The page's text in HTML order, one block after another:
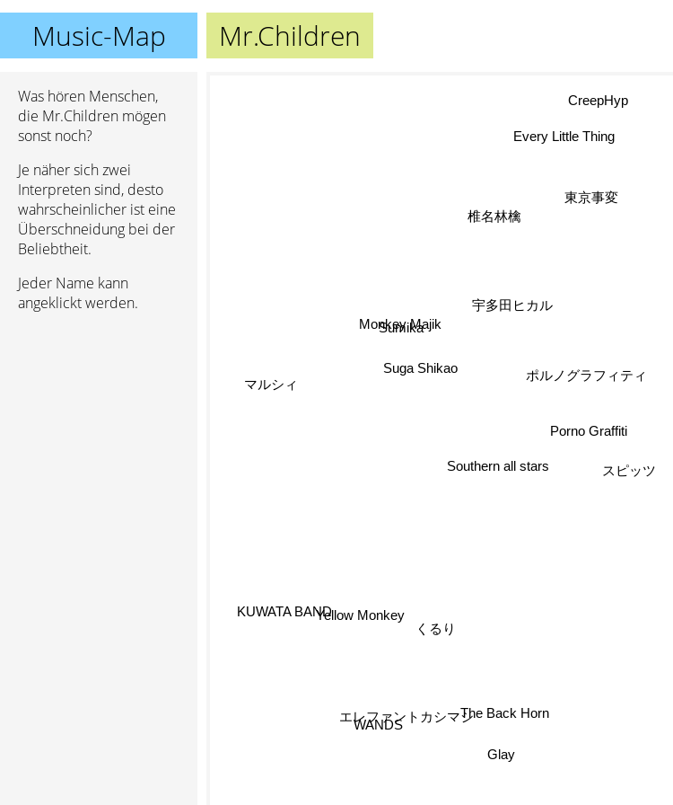
Music-Map Mr.Children
Was hören Menschen,
die Mr.Children mögen
sonst noch?
Je näher sich zwei
Interpreten sind, desto
wahrscheinlicher ist eine
Überschneidung bei der
Beliebtheit.
Jeder Name kann
angeklickt werden.
ポルノグラフィティ
Southern all stars
東京事変
宇多田ヒカル
Suga Shikao
椎名林檎
Glay
Sumika
くるり
CreepHyp
Yellow Monkey
エレファントカシマシ
The Back Horn
Every Little Thing
WANDS
マルシィ
KUWATA BAND